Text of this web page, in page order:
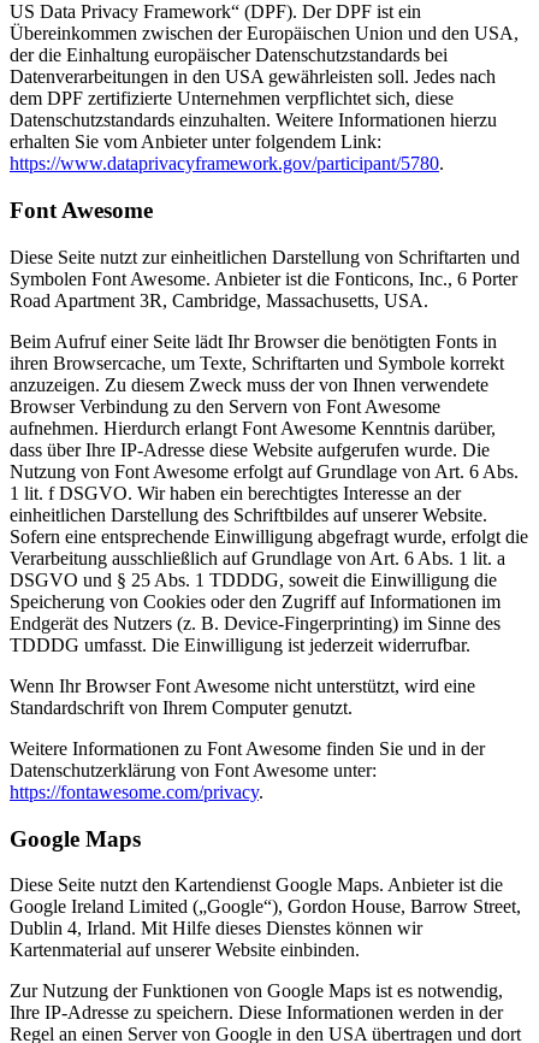
US Data Privacy Framework“ (DPF). Der DPF ist ein
Übereinkommen zwischen der Europäischen Union und den USA,
der die Einhaltung europäischer Datenschutzstandards bei
Datenverarbeitungen in den USA gewährleisten soll. Jedes nach
dem DPF zertifizierte Unternehmen verpflichtet sich, diese
Datenschutzstandards einzuhalten. Weitere Informationen hierzu
erhalten Sie vom Anbieter unter folgendem Link:
https://www.dataprivacyframework.gov/participant/5780.
Font Awesome
Diese Seite nutzt zur einheitlichen Darstellung von Schriftarten und
Symbolen Font Awesome. Anbieter ist die Fonticons, Inc., 6 Porter
Road Apartment 3R, Cambridge, Massachusetts, USA.
Beim Aufruf einer Seite lädt Ihr Browser die benötigten Fonts in
ihren Browsercache, um Texte, Schriftarten und Symbole korrekt
anzuzeigen. Zu diesem Zweck muss der von Ihnen verwendete
Browser Verbindung zu den Servern von Font Awesome
aufnehmen. Hierdurch erlangt Font Awesome Kenntnis darüber,
dass über Ihre IP-Adresse diese Website aufgerufen wurde. Die
Nutzung von Font Awesome erfolgt auf Grundlage von Art. 6 Abs.
1 lit. f DSGVO. Wir haben ein berechtigtes Interesse an der
einheitlichen Darstellung des Schriftbildes auf unserer Website.
Sofern eine entsprechende Einwilligung abgefragt wurde, erfolgt die
Verarbeitung ausschließlich auf Grundlage von Art. 6 Abs. 1 lit. a
DSGVO und § 25 Abs. 1 TDDDG, soweit die Einwilligung die
Speicherung von Cookies oder den Zugriff auf Informationen im
Endgerät des Nutzers (z. B. Device-Fingerprinting) im Sinne des
TDDDG umfasst. Die Einwilligung ist jederzeit widerrufbar.
Wenn Ihr Browser Font Awesome nicht unterstützt, wird eine
Standardschrift von Ihrem Computer genutzt.
Weitere Informationen zu Font Awesome finden Sie und in der
Datenschutzerklärung von Font Awesome unter:
https://fontawesome.com/privacy.
Google Maps
Diese Seite nutzt den Kartendienst Google Maps. Anbieter ist die
Google Ireland Limited („Google“), Gordon House, Barrow Street,
Dublin 4, Irland. Mit Hilfe dieses Dienstes können wir
Kartenmaterial auf unserer Website einbinden.
Zur Nutzung der Funktionen von Google Maps ist es notwendig,
Ihre IP-Adresse zu speichern. Diese Informationen werden in der
Regel an einen Server von Google in den USA übertragen und dort